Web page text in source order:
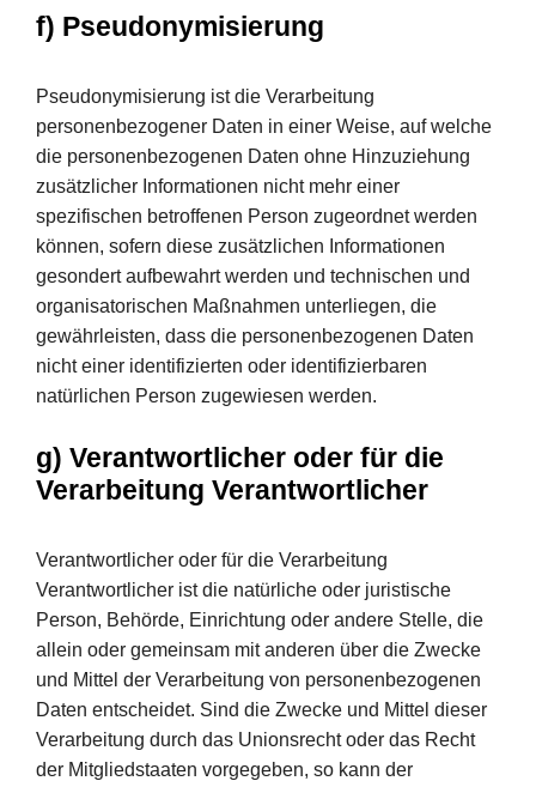
f) Pseudonymisierung
Pseudonymisierung ist die Verarbeitung
personenbezogener Daten in einer Weise, auf welche
die personenbezogenen Daten ohne Hinzuziehung
zusätzlicher Informationen nicht mehr einer
spezifischen betroffenen Person zugeordnet werden
können, sofern diese zusätzlichen Informationen
gesondert aufbewahrt werden und technischen und
organisatorischen Maßnahmen unterliegen, die
gewährleisten, dass die personenbezogenen Daten
nicht einer identifizierten oder identifizierbaren
natürlichen Person zugewiesen werden.
g) Verantwortlicher oder für die
Verarbeitung Verantwortlicher
Verantwortlicher oder für die Verarbeitung
Verantwortlicher ist die natürliche oder juristische
Person, Behörde, Einrichtung oder andere Stelle, die
allein oder gemeinsam mit anderen über die Zwecke
und Mittel der Verarbeitung von personenbezogenen
Daten entscheidet. Sind die Zwecke und Mittel dieser
Verarbeitung durch das Unionsrecht oder das Recht
der Mitgliedstaaten vorgegeben, so kann der